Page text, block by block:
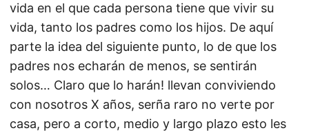
vida en el que cada persona tiene que vivir su
vida, tanto los padres como los hijos. De aquí
parte la idea del siguiente punto, lo de que los
padres nos echarán de menos, se sentirán
solos… Claro que lo harán! llevan conviviendo
con nosotros X años, serña raro no verte por
casa, pero a corto, medio y largo plazo esto les